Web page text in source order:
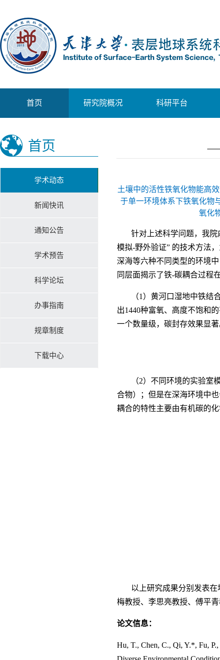
首页 研究院概况 科研平台
首页
学术动态
新闻快讯
通知公告
学术预告
科学论坛
办事指南
规章制度
下载中心
土壤中的活性铁氧化物能高
于单一环境体系下铁氧化物
氧化
针对上述科学问题，我
模拟-野外验证” 的技术方法
深海等六种不同类型的环境
同层面揭示了铁-碳耦合过程
（1）黄河口湿地中铁
出1440种富氧、高度不饱和
一个数量级，碳封存效果显
（2）不同环境的实验
合物）；但是在深海环境中
耦合的特性主要由有机碳的
以上研究成果分别发表在
梅教授、李思亮教授、傅平
论文信息：
Hu, T., Chen, C., Qi, Y.*, Fu,